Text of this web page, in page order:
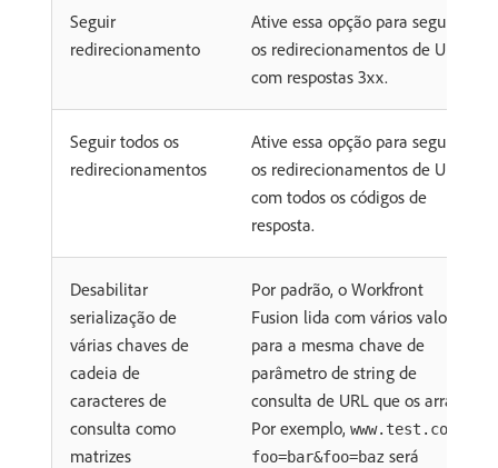
Seguir
redirecionamento
Ative essa opção para seguir
os redirecionamentos de URL
com respostas 3xx.
Seguir todos os
redirecionamentos
Ative essa opção para seguir
os redirecionamentos de URL
com todos os códigos de
resposta.
Desabilitar
serialização de
várias chaves de
cadeia de
caracteres de
consulta como
matrizes
Por padrão, o Workfront
Fusion lida com vários valores
para a mesma chave de
parâmetro de string de
consulta de URL que os arrays.
Por exemplo, www.test.com?
foo=bar&foo=baz será